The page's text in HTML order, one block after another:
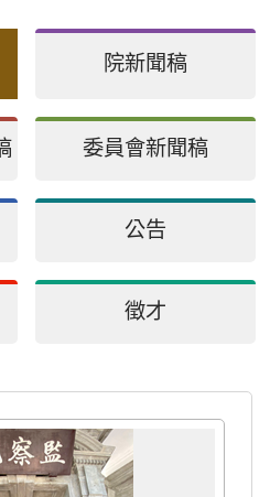
院新聞稿
委員會新聞稿
公告
徵才